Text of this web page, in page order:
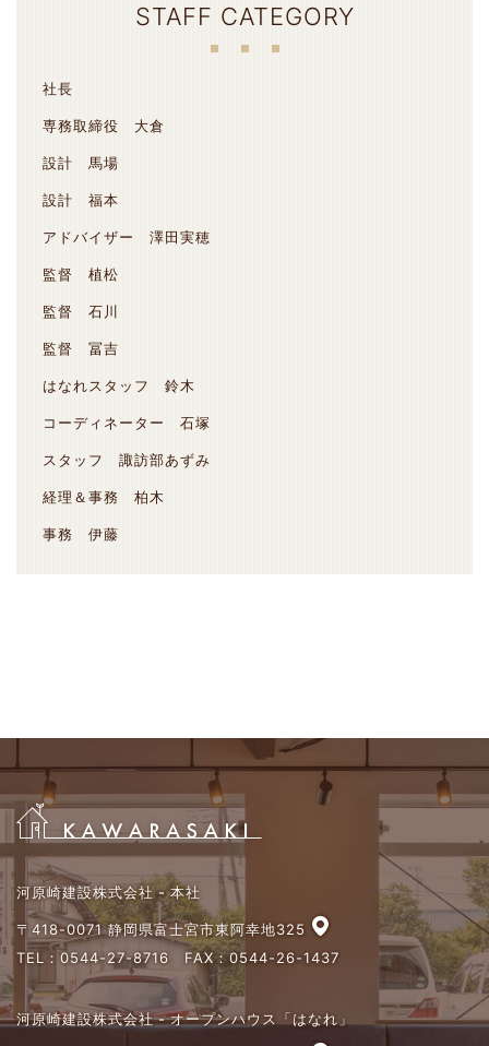
STAFF CATEGORY
社長
専務取締役 大倉
設計 馬場
設計 福本
アドバイザー 澤田実穂
監督 植松
監督 石川
監督 冨吉
はなれスタッフ 鈴木
コーディネーター 石塚
スタッフ 諏訪部あずみ
経理＆事務 柏木
事務 伊藤
河原崎建設株式会社 - 本社
〒418-0071 静岡県富士宮市東阿幸地325
TEL： 0544-27-8716 FAX：0544-26-1437
河原崎建設株式会社 - オープンハウス「はなれ」